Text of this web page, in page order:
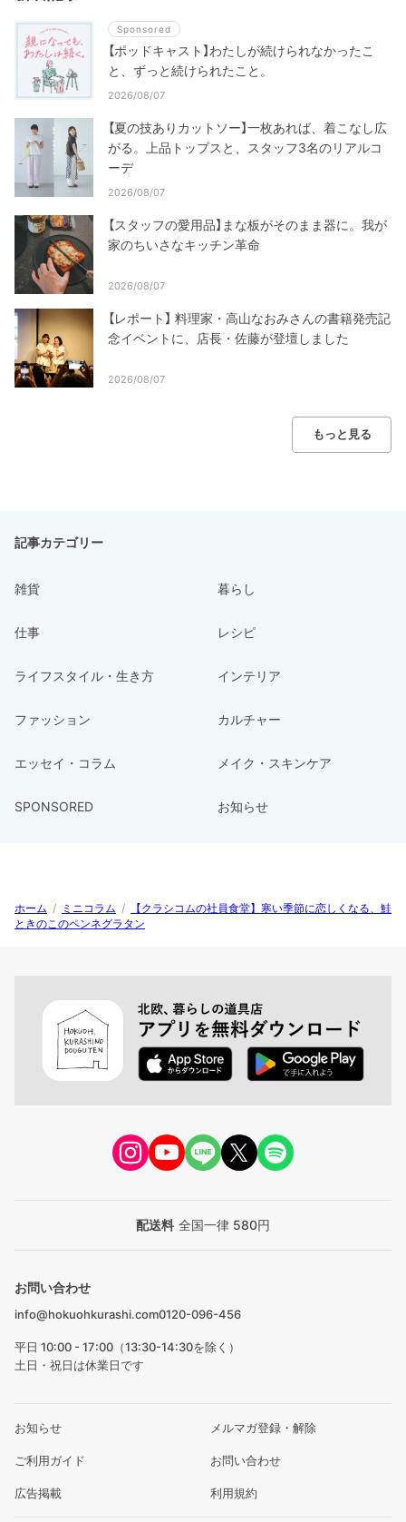
Sponsored
【ポッドキャスト】わたしが続けられなかったこ
と、ずっと続けられたこと。
2026/08/07
【夏の技ありカットソー】一枚あれば、着こなし広
がる。上品トップスと、スタッフ3名のリアルコ
ーデ
2026/08/07
【スタッフの愛用品】まな板がそのまま器に。我が
家のちいさなキッチン革命
2026/08/07
【レポート】 料理家・高山なおみさんの書籍発売記
念イベントに、店長・佐藤が登壇しました
2026/08/07
もっと見る
記事カテゴリー
雑貨 暮らし
仕事 レシピ
ライフスタイル・生き方 インテリア
ファッション カルチャー
エッセイ・コラム メイク・スキンケア
SPONSORED お知らせ
ホーム / ミニコラム /
【クラシコムの社員食堂】寒い季節に恋しくなる、鮭
ときのこのペンネグラタン
配送料 全国一律 580円
お問い合わせ
info@hokuohkurashi.com0120-096-456
平日 10:00 - 17:00（13:30-14:30を除く）
土日・祝日は休業日です
お知らせ メルマガ登録・解除
ご利用ガイド お問い合わせ
広告掲載 利用規約